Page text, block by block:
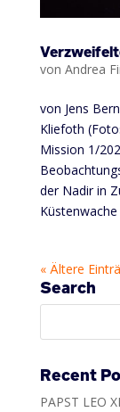
von Andrea
von Jens
Kliefoth
Mission 1/
der Nadir in
Küstenwache
« Ältere
Search
Recent
PAPST LEO